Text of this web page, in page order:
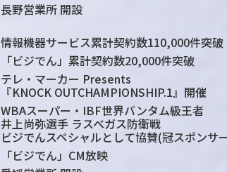
長野営業所 開設
情報機器サービス累計契約数110,000件突破
「ビジでん」累計契約数20,000件突破
テレ・マーカー Presents
『KNOCK OUTCHAMPIONSHIP.1』 開催
WBAスーパー・IBF世界バンタム級王者
井上尚弥選手 ラスベガス防衛戦
ビジでんスペシャルとして協賛(冠スポンサ
「ビジでん」CM放映